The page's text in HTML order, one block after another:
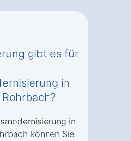
gibt es für
in
in
können Sie